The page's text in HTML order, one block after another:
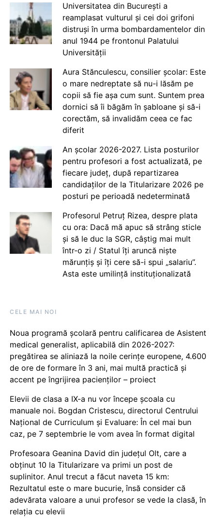
Universitatea din București a
reamplasat vulturul și cei doi grifoni
distruși în urma bombardamentelor din
anul 1944 pe frontonul Palatului
Universității
Aura Stănculescu, consilier școlar: Este
o mare nedreptate să nu-i lăsăm pe
copii să fie așa cum sunt. Suntem prea
dornici să îi băgăm în șabloane și să-i
corectăm, să invalidăm ceea ce fac
diferit
An școlar 2026-2027. Lista posturilor
pentru profesori a fost actualizată, pe
fiecare județ, după repartizarea
candidaților de la Titularizare 2026 pe
posturi pe perioadă nedeterminată
Profesorul Petruț Rizea, despre plata
cu ora: Dacă mă apuc să strâng sticle
și să le duc la SGR, câștig mai mult
într-o zi / Statul îți aruncă niște
mărunțiș și îți cere să-i spui „salariu”.
Asta este umilință instituționalizată
CELE MAI NOI
Noua programă școlară pentru calificarea de Asistent
medical generalist, aplicabilă din 2026-2027:
pregătirea se aliniază la noile cerințe europene, 4.600
de ore de formare în 3 ani, mai multă practică și
accent pe îngrijirea pacienților – proiect
Elevii de clasa a IX-a nu vor începe școala cu
manuale noi. Bogdan Cristescu, directorul Centrului
Național de Curriculum și Evaluare: În cel mai bun
caz, pe 7 septembrie le vom avea în format digital
Profesoara Geanina David din județul Olt, care a
obținut 10 la Titularizare va primi un post de
suplinitor. Anul trecut a făcut naveta 15 km:
Rezultatul este o mare bucurie, însă consider că
adevărata valoare a unui profesor se vede la clasă, în
relația cu elevii